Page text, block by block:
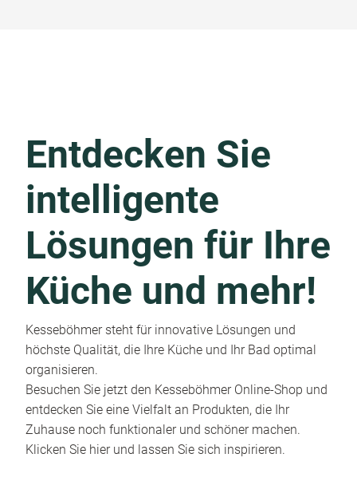
Entdecken Sie
intelligente
Lösungen für Ihre
Küche und mehr!
Kesseböhmer steht für innovative Lösungen und
höchste Qualität, die Ihre Küche und Ihr Bad optimal
organisieren.
Besuchen Sie jetzt den Kesseböhmer Online-Shop und
entdecken Sie eine Vielfalt an Produkten, die Ihr
Zuhause noch funktionaler und schöner machen.
Klicken Sie hier und lassen Sie sich inspirieren.